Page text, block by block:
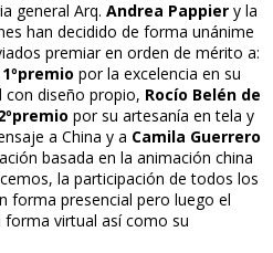
general Arq. Andrea Pappier y la
han decidido de forma unánime
premiar en orden de mérito a:
1ºpremio por la excelencia en su
con diseño propio, Rocío Belén de
por su artesanía en tela y
a China y a Camila Guerrero
basada en la animación china
la participación de todos los
forma presencial pero luego el
virtual así como su